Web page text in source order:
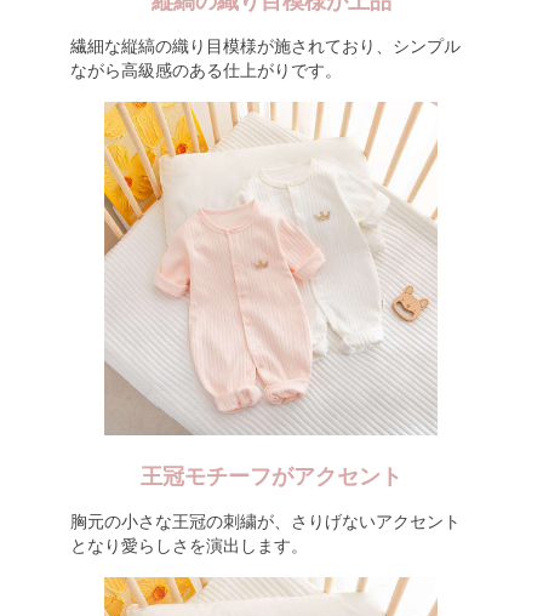
繊細な縦縞の織り目模様が施されており、シンプル
ながら高級感のある仕上がりです。
王冠モチーフがアクセント
胸元の小さな王冠の刺繍が、さりげないアクセント
となり愛らしさを演出します。